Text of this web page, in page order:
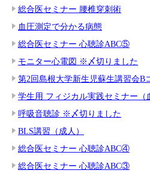
総合医セミナー 腰椎穿刺術
血圧測定で分かる病態
総合医セミナー 心聴診ABC⑤
モニター心電図 ※〆切りました
第2回島根大学新生児蘇生講習会
学生用 フィジカル実践セミナー（
呼吸音聴診 ※〆切りました
BLS講習（成人）
総合医セミナー 心聴診ABC④
総合医セミナー 心聴診ABC③